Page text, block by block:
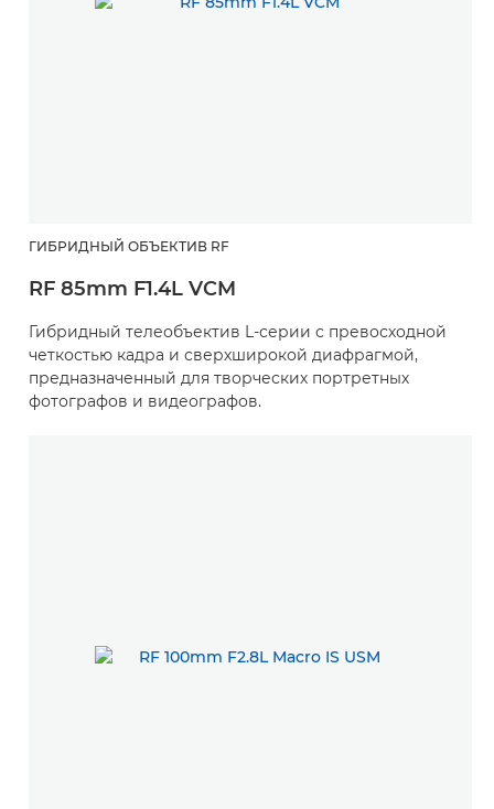
ГИБРИДНЫЙ ОБЪЕКТИВ RF
RF 85mm F1.4L VCM
Гибридный телеобъектив L-серии с превосходной
четкостью кадра и сверхширокой диафрагмой,
предназначенный для творческих портретных
фотографов и видеографов.